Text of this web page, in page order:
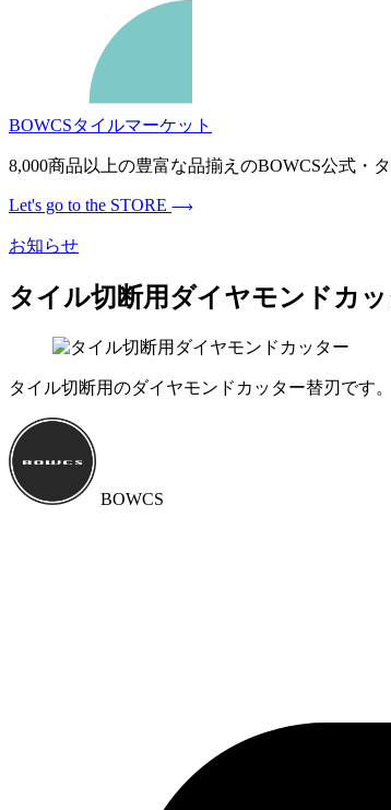
BOWCSタイルマーケット
8,000商品以上の豊富な品揃えのBOWCS公式・
Let's go to the STORE
お知らせ
タイル切断用ダイヤモンドカ
タイル切断用のダイヤモンドカッター替刃です。
BOWCS